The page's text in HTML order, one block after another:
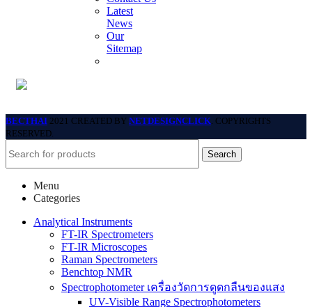
Latest
News
Our
Sitemap
BECTHAI 2021 CREATED BY NETDESIGNCLICK. COPYRIGHTS
RESERVED.
Search
Menu
Categories
Analytical Instruments
FT-IR Spectrometers
FT-IR Microscopes
Raman Spectrometers
Benchtop NMR
Spectrophotometer เครื่องวัดการดูดกลืนของแสง
UV-Visible Range Spectrophotometers